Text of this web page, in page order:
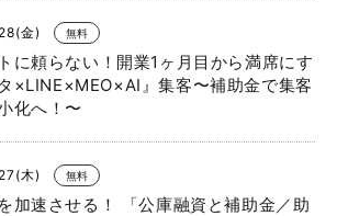
金) 無料
に頼らない！開業1ヶ月目から満席にす
×LINE×MEO×AI』集客〜補助金で集客
化へ！〜
木) 無料
加速させる！ 「公庫融資と補助金／助